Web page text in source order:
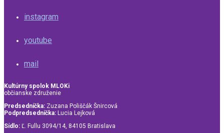
instagram
youtube
mail
Kultúrny spolok MLOKi
občianske združenie
Predsedníčka: Zuzana Poliščák Šnircová
Podpredsedníčka: Lucia Lejková
Sídlo: Ľ. Fullu 3094/14, 84105 Bratislava